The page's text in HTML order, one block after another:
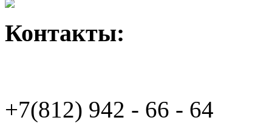
Контакты:
+7(812) 942 - 66 - 64